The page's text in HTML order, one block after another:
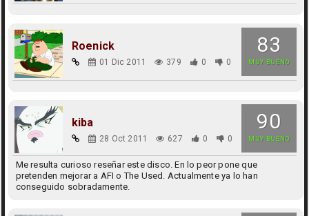
83
MUY BUENO
Roenick
01 Dic 2011 379 0 0
90
MUY BUENO
kiba
28 Oct 2011 627 0 0
Me resulta curioso reseñar este disco. En lo peor pone que
pretenden mejorar a AFI o The Used. Actualmente ya lo han
conseguido sobradamente.